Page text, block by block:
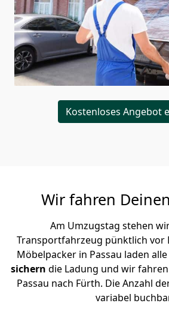
Kostenloses Angebot
Wir fahren
Am Umzugstag stehen
Transportfahrzeug pünktlich vor
Möbelpacker in Passau laden
sichern die Ladung und wir
Passau nach Fürth. Die Anzahl
variabel